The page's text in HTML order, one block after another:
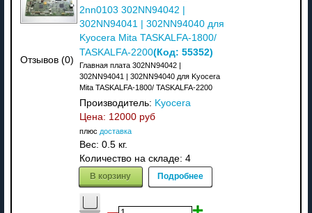
Отзывов (0)
2nn0103 302NN94042 |
302NN94041 | 302NN94040 для
Kyocera Mita TASKALFA-1800/
TASKALFA-2200(Код: 55352)
Главная плата 302NN94042 |
302NN94041 | 302NN94040 для Kyocera
Mita TASKALFA-1800/ TASKALFA-2200
Производитель: Kyocera
Цена: 12000 руб
плюс доставка
Вес: 0.5 кг.
Количество на складе: 4
В корзину Подробнее